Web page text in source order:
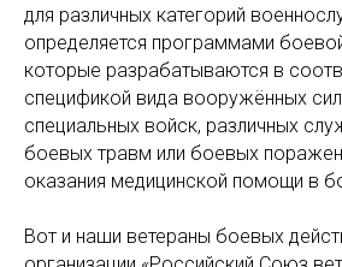
для различных категорий
определяется программами
которые разрабатываются в
спецификой вида вооружённых
специальных войск, различных
боевых травм или боевых
оказания медицинской помощи в
Вот и наши ветераны боевых